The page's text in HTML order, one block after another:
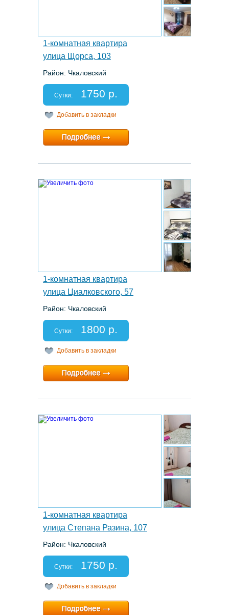
1-комнатная квартира
улица Щорса, 103
Район: Чкаловский
Спальных мест: 2+2
Отчетные документы: есть
Сутки: 1750 р.
Добавить в закладки
Минимальный срок:1 суток
Расчетный час:любой
1-комнатная квартира
улица Циалковского, 57
Район: Чкаловский
Спальных мест: 2+1
Отчетные документы: нет
Сутки: 1800 р.
Добавить в закладки
Минимальный срок:1 суток
Расчетный час:12:00
1-комнатная квартира
улица Степана Разина, 107
Район: Чкаловский
Спальных мест: 2+2
Отчетные документы: нет
Сутки: 1750 р.
Добавить в закладки
Минимальный срок:1 суток